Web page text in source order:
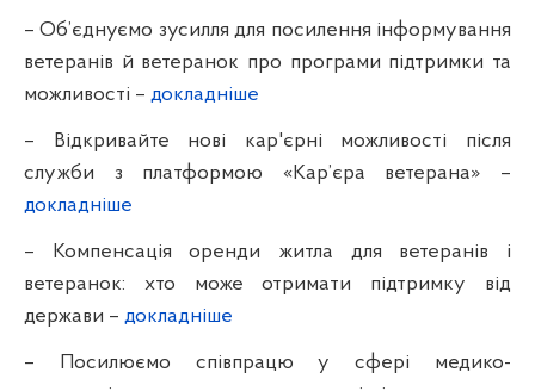
– Об’єднуємо зусилля для посилення інформування
ветеранів й ветеранок про програми підтримки та
можливості – докладніше
– Відкривайте нові кар'єрні можливості після
служби з платформою «Кар’єра ветерана» –
докладніше
– Компенсація оренди житла для ветеранів і
ветеранок: хто може отримати підтримку від
держави – докладніше
– Посилюємо співпрацю у сфері медико-